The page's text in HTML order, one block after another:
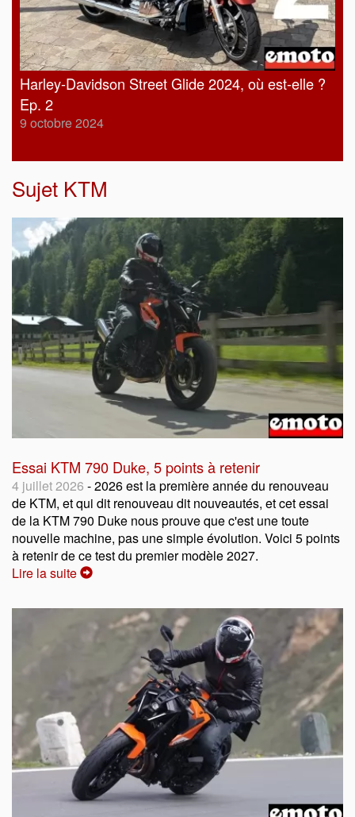
Harley-Davidson Street Glide 2024, où est-elle ?
Ep. 2
9 octobre 2024
Sujet KTM
Essai KTM 790 Duke, 5 points à retenir
4 juillet 2026 - 2026 est la première année du renouveau
de KTM, et qui dit renouveau dit nouveautés, et cet essai
de la KTM 790 Duke nous prouve que c'est une toute
nouvelle machine, pas une simple évolution. Voici 5 points
à retenir de ce test du premier modèle 2027.
Lire la suite